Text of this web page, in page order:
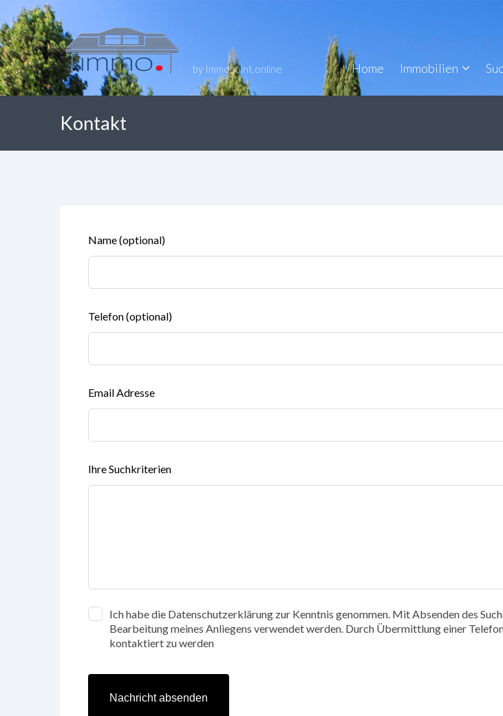
by Immopoint.online Home Immobilien
Kontakt
Lass
dieses
Name(optional)
Telefon(optional)
Email Adresse
Ihre Suchkriterien
Ich habe die Datenschutzerklärung zur Kenntnis genommen. Mit Absenden des
Bearbeitung meines Anliegens verwendet werden. Durch Übermittlung einer
kontaktiert zu werden
Nachricht absenden